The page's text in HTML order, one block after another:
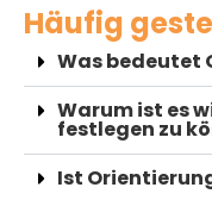
Häufig
Was bedeutet
Warum ist es
festlegen zu
Ist